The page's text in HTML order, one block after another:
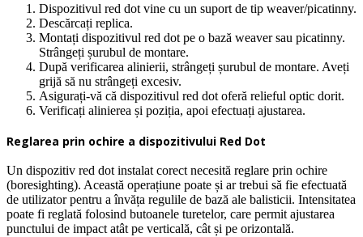
Dispozitivul red dot vine cu un suport de tip weaver/picatinny.
Descărcați replica.
Montați dispozitivul red dot pe o bază weaver sau picatinny.
Strângeți șurubul de montare.
După verificarea alinierii, strângeți șurubul de montare. Aveți
grijă să nu strângeți excesiv.
Asigurați-vă că dispozitivul red dot oferă relieful optic dorit.
Verificați alinierea și poziția, apoi efectuați ajustarea.
Reglarea prin ochire a dispozitivului Red Dot
Un dispozitiv red dot instalat corect necesită reglare prin ochire
(boresighting). Această operațiune poate și ar trebui să fie efectuată
de utilizator pentru a învăța regulile de bază ale balisticii. Intensitatea
poate fi reglată folosind butoanele turetelor, care permit ajustarea
punctului de impact atât pe verticală, cât și pe orizontală.